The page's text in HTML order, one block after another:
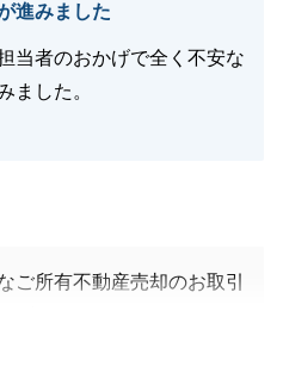
進みました
当者のおかげで全く不安な
ました。
ご所有不動産売却のお取引